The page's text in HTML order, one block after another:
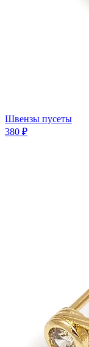
Швензы пусеты
380 ₽